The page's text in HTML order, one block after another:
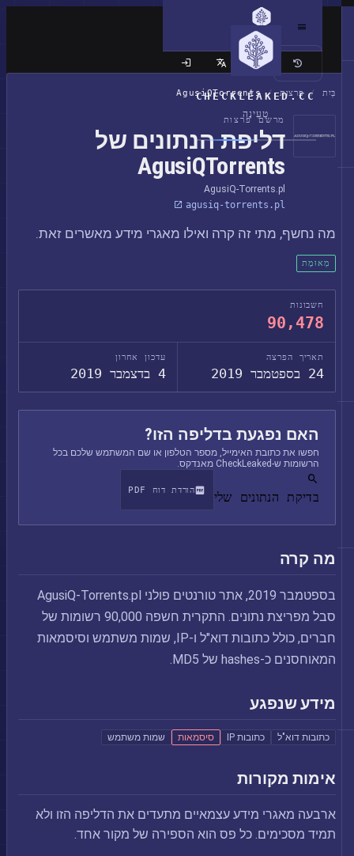
CHECKLEAKED.CC
טְעִינָה
האתר הקלאסי
/ פרצות /
AgusiQTorrents
מרשם פרצות
דליפת הנתונים של
AgusiQTorrents
AgusiQ-Torrents.pl
agusiq-torrents.pl
מה נחשף, מתי זה קרה ואילו מאגרי מידע מאשרים זאת.
מְאוּמָת
חשבונות
90,478
תאריך הפרצה
24 בספטמבר 2019
עדכון אחרון
האם נפגעת בדליפה הזו?
חפשו את כתובת האימייל, מספר הטלפון או שם המשתמש שלכם בכל
הרשומות ש-CheckLeaked מאנדקס.
בדיקת הנתונים שלי הורדת דוח PDF
מה קרה
בספטמבר 2019, אתר טורנטים פולני AgusiQ-Torrents.pl
סבל מפריצת נתונים. התקרית חשפה 90,000 רשומות של
חברים, כולל כתובות דוא"ל ו-IP, שמות משתמש וסיסמאות
המאוחסנים כ-hashes של MD5.
מידע שנפגע
כתובות דוא"ל כתובות IP סיסמאות שמות משתמש
אימות מקורות
ארבעה מאגרי מידע עצמאיים מתעדים את הדליפה הזו ולא
תמיד מסכימים. כל פס הוא הספירה של מקור אחד.